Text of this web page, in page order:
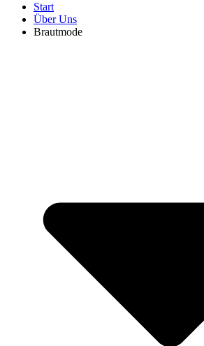
Start
Über Uns
Brautmode